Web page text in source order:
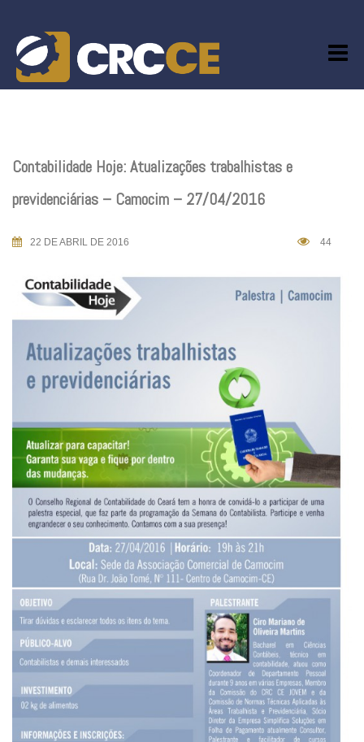
content
Contabilidade Hoje: Atualizações trabalhistas e
previdenciárias – Camocim – 27/04/2016
22 DE ABRIL DE 2016 44